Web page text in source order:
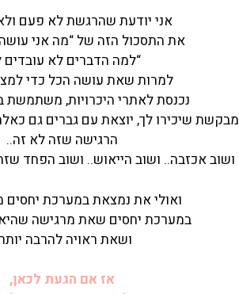
אני יודעת שהרגשת לא פעם
את התסכול הזה של “מה אני
“למה הדברים לא עובדים
למרות שאת עושה הכל כדי
נכנסת לאתרי היכרויות, משתמשת
מבקשת שיכירו לך, יוצאת עם גברים גם
הרגישה שזה לא זה..
ושוב אכזבה.. ושוב הייאוש.. ושוב הפחד
ואולי את נמצאת במערכת יחסים
במערכת יחסים שאת מרגישה
ושאת ראויה להרבה
אז אם הגעת לכאן,